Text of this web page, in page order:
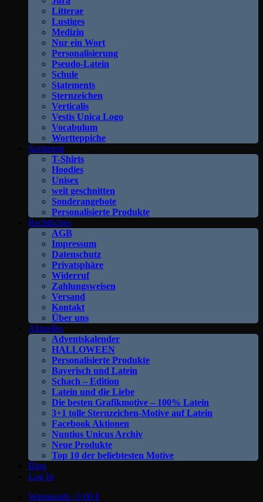
Litterae
Lustiges
Medizin
Nur ein Wort
Personalisierung
Pseudo-Latein
Schule
Statements
Sternzeichen
Verticalis
Vestis Unica Logo
Vocabulum
Wortteppiche
Sortiment
T-Shirts
Hoodies
Unisex
weit geschnitten
Sonderangebote
Personalisierte Produkte
Rechtliches
AGB
Impressum
Datenschutz
Privatsphäre
Widerruf
Zahlungsweisen
Versand
Kontakt
Über uns
Aktuelles
Adventskalender
HALLOWEEN
Personalisierte Produkte
Bayerisch und Latein
Schach – Edition
Latein und die Liebe
Die besten Grafikmotive – 100% Latein
3+1 tolle Sternzeichen-Motive auf Latein
Facebook Aktionen
Nuntius Unicus Archiv
Neue Produkte
Top 10 der beliebtesten Motive
Blog
Log In
Warenkorb /0,00 €